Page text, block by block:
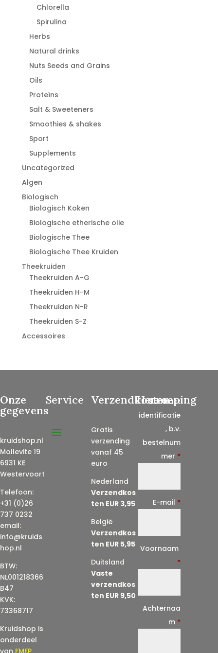
Chlorella
Spirulina
Herbs
Natural drinks
Nuts Seeds and Grains
Oils
Proteïns
Salt & Sweeteners
Smoothies & shakes
Sport
Supplements
Uncategorized
Algen
Biologisch
Biologisch Koken
Biologische etherische olie
Biologische Thee
Biologische Thee Kruiden
Theekruiden
Theekruiden A-G
Theekruiden H-M
Theekruiden N-R
Theekruiden S-Z
Accessoires
Onze
gegevens
kruidshop.nl
Mollevite 19
6931 KE
Westervoort
Telefoon:
+31 (0)26
737 0232
email:
info@kruids
hop.nl
BTW:
NL001218366
B47
KVK:
73368717
Kruidshop is
onderdeel
van FMEP
Service Verzendkosten
Gratis
verzending
vanaf 45
euro
Nederland
Verzendkos
ten EUR 3,95
België
Verzendkos
ten EUR 5,95
Duitsland
Vaste
verzendkos
ten EUR 9,50
Herroeping
Contract
identificatie
, b.v.
bestelnum
mer *
E-mail *
Voornaam
*
Achternaa
m *